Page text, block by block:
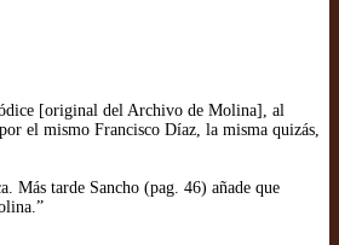
[original del Archivo de Molina], al
el mismo Francisco Díaz, la misma quizás,
Más tarde Sancho (pag. 46) añade que